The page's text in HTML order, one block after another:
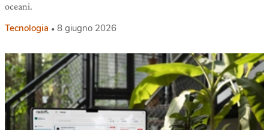
oceani.
Tecnologia 8 giugno 2026